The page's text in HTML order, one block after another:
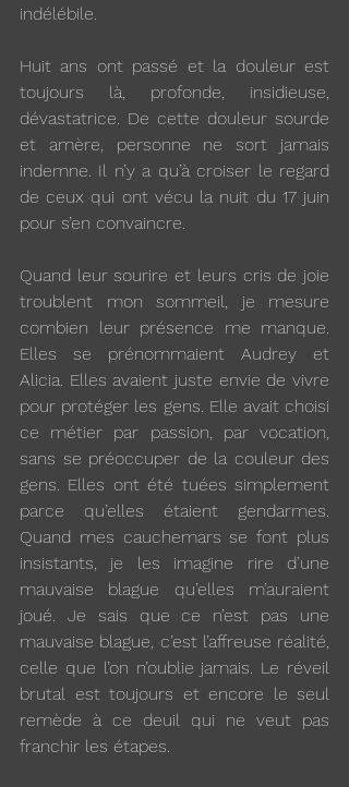
indélébile.
Huit ans ont passé et la douleur est
toujours là, profonde, insidieuse,
dévastatrice. De cette douleur sourde
et amère, personne ne sort jamais
indemne. Il n’y a qu’à croiser le regard
de ceux qui ont vécu la nuit du 17 juin
pour s’en convaincre.
Quand leur sourire et leurs cris de joie
troublent mon sommeil, je mesure
combien leur présence me manque.
Elles se prénommaient Audrey et
Alicia. Elles avaient juste envie de vivre
pour protéger les gens. Elle avait choisi
ce métier par passion, par vocation,
sans se préoccuper de la couleur des
gens. Elles ont été tuées simplement
parce qu’elles étaient gendarmes.
Quand mes cauchemars se font plus
insistants, je les imagine rire d’une
mauvaise blague qu’elles m’auraient
joué. Je sais que ce n’est pas une
mauvaise blague, c’est l’affreuse réalité,
celle que l’on n’oublie jamais. Le réveil
brutal est toujours et encore le seul
remède à ce deuil qui ne veut pas
franchir les étapes.